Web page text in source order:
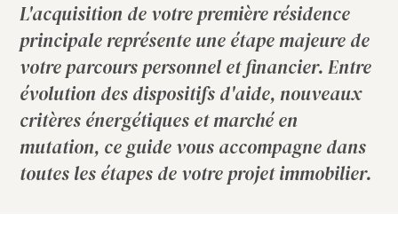
L'acquisition de votre première résidence
principale représente une étape majeure de
votre parcours personnel et financier. Entre
évolution des dispositifs d'aide, nouveaux
critères énergétiques et marché en
mutation, ce guide vous accompagne dans
toutes les étapes de votre projet immobilier.